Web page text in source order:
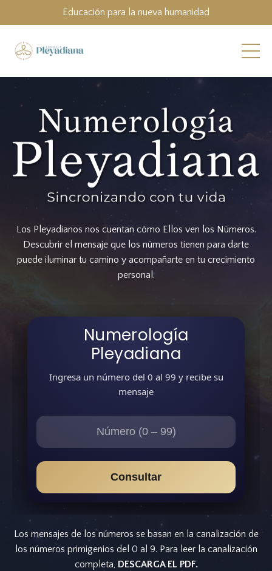
Educación para la nueva humanidad
Los Pleyadianos nos cuentan cómo Ellos ven los Números.
Descubrir el mensaje que los números tienen para darte
puede iluminar tu camino y acompañarte en tu crecimiento
personal.
Numerología
Pleyadiana
Ingresa un número del 0 al 99 y recibe su
mensaje
Consultar
Los mensajes de los números se basan en la canalización de
los números primigenios del 0 al 9. Para leer la canalización
completa, DESCARGA EL PDF.